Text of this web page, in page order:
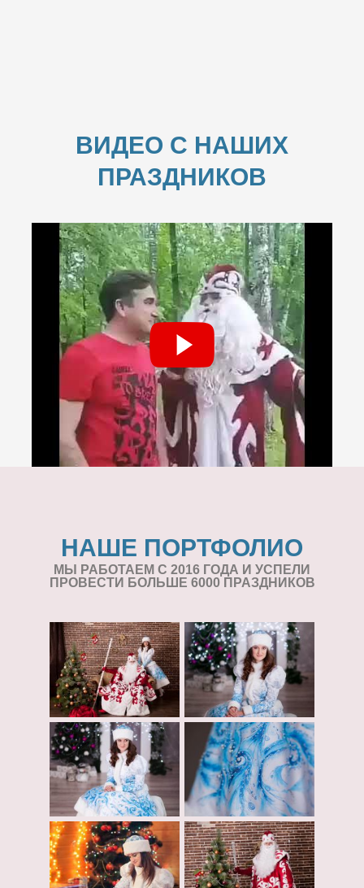
ВИДЕО С НАШИХ
ПРАЗДНИКОВ
НАШЕ ПОРТФОЛИО
МЫ РАБОТАЕМ С 2016 ГОДА И УСПЕЛИ
ПРОВЕСТИ БОЛЬШЕ 6000 ПРАЗДНИКОВ